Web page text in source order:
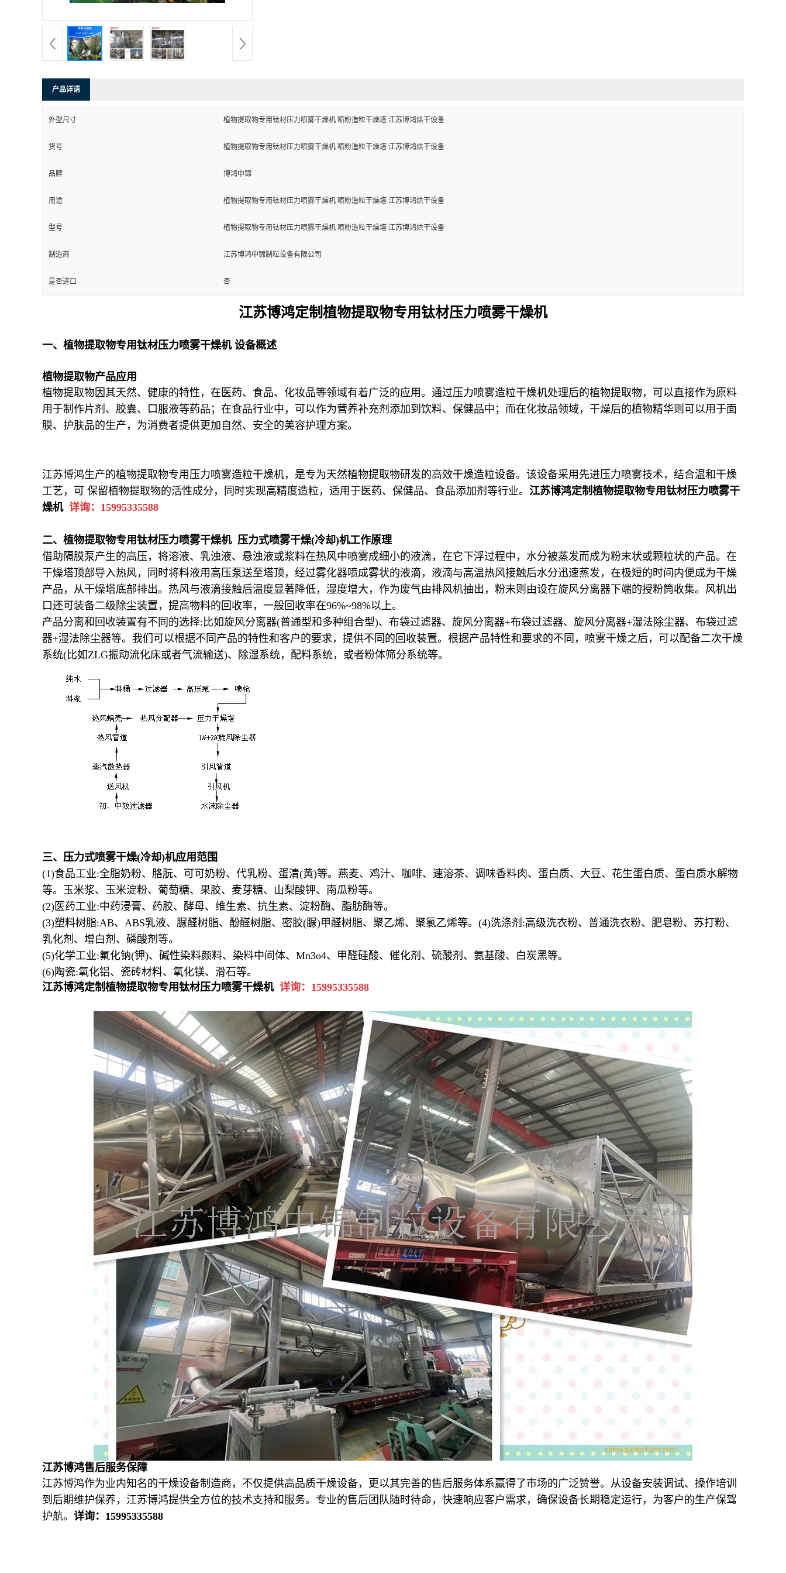
产品详请
外型尺寸 植物提取物专用钛材压力喷雾干燥机 喷粉造粒干燥塔 江苏博鸿烘干设备
货号 植物提取物专用钛材压力喷雾干燥机 喷粉造粒干燥塔 江苏博鸿烘干设备
品牌 博鸿中锦
用途 植物提取物专用钛材压力喷雾干燥机 喷粉造粒干燥塔 江苏博鸿烘干设备
型号 植物提取物专用钛材压力喷雾干燥机 喷粉造粒干燥塔 江苏博鸿烘干设备
制造商 江苏博鸿中锦制粒设备有限公司
是否进口 否
江苏博鸿定制植物提取物专用钛材压力喷雾干燥机
一、植物提取物专用钛材压力喷雾干燥机 设备概述
植物提取物产品应用
植物提取物因其天然、健康的特性，在医药、食品、化妆品等领域有着广泛的应用。通过压力喷雾造粒干燥机处理后的植物提取物，可以直接作为原料
用于制作片剂、胶囊、口服液等药品；在食品行业中，可以作为营养补充剂添加到饮料、保健品中；而在化妆品领域，干燥后的植物精华则可以用于面
膜、护肤品的生产，为消费者提供更加自然、安全的美容护理方案。
江苏博鸿生产的植物提取物专用压力喷雾造粒干燥机，是专为天然植物提取物研发的高效干燥造粒设备。该设备采用先进压力喷雾技术，结合温和干燥
工艺，可 保留植物提取物的活性成分，同时实现高精度造粒，适用于医药、保健品、食品添加剂等行业。 江苏博鸿定制植物提取物专用钛材压力喷雾干
燥机 详询：15995335588
二、 植物提取物专用钛材压力喷雾干燥机 压力式喷雾干燥(冷却)机工作原理
借助隔膜泵产生的高压，将溶液、乳浊液、悬浊液或浆料在热风中喷雾成细小的液滴，在它下浮过程中，水分被蒸发而成为粉末状或颗粒状的产品。在
干燥塔顶部导入热风，同时将料液用高压泵送至塔顶，经过雾化器喷成雾状的液滴，液滴与高温热风接触后水分迅速蒸发，在极短的时间内便成为干燥
产品，从干燥塔底部排出。热风与液滴接触后温度显著降低，湿度增大，作为废气由排风机抽出，粉末则由设在旋风分离器下端的授粉筒收集。风机出
口还可装备二级除尘装置，提高物料的回收率，一般回收率在96%~98%以上。
产品分离和回收装置有不同的选择: 比如旋风分离器(普通型和多种组合型)、布袋过滤器、旋风分离器+布袋过滤器、旋风分离器+湿法除尘器、布袋过滤
器+湿法除尘器等。我们可以根据不同产品的特性和客户的要求，提供不同的回收装置。根据产品特性和要求的不同，喷雾干燥之后，可以配备二次干燥
系统(比如ZLG振动流化床或者气流输送)、除湿系统，配料系统，或者粉体筛分系统等。
三、 压力式喷雾干燥(冷却)机应用范围
(1)食品工业:全脂奶粉、胳朊、可可奶粉、代乳粉、蛋清(黄)等。燕麦、鸡汁、咖啡、速溶茶、调味香料肉、蛋白质、大豆、花生蛋白质、蛋白质水解物
等。玉米浆、玉米淀粉、葡萄糖、果胶、麦芽糖、山梨酸钾、南瓜粉等。
(2)医药工业:中药浸膏、药胶、酵母、维生素、抗生素、淀粉酶、脂肪酶等。
(3)塑料树脂:AB、 ABS乳液、脲醛树脂、酚醛树脂、密胶(脲)甲醛树脂、聚乙烯、聚氯乙烯等。 (4)洗涤剂 :高级洗衣粉、普通洗衣粉、肥皂粉、苏打粉、
乳化剂、增白剂、磷酸剂等。
(5)化学工业:氟化钠(钾)、碱性染料颜料、染料中间体、 Mn3o4、甲醛硅酸、催化剂、硫酸剂、氨基酸、白炭黑等。
(6)陶瓷:氧化铝、瓷砖材料、氧化镁、滑石等。
江苏博鸿定制植物提取物专用钛材压力喷雾干燥机 详询：15995335588
江苏博鸿售后服务保障
江苏博鸿作为业内知名的干燥设备制造商，不仅提供高品质干燥设备，更以其完善的售后服务体系赢得了市场的广泛赞誉。从设备安装调试、操作培训
到后期维护保养，江苏博鸿提供全方位的技术支持和服务。专业的售后团队随时待命，快速响应客户需求，确保设备长期稳定运行，为客户的生产保驾
护航。 详询： 15995335588